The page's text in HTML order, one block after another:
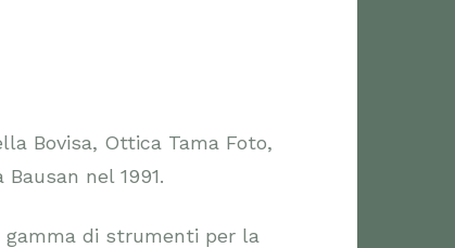
Bovisa, Ottica Tama Foto,
nel 1991.
gamma di strumenti per la